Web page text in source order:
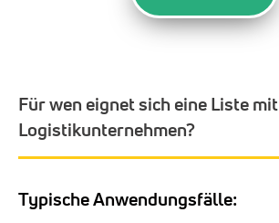
Für wen eignet sich eine Liste mit
Logistikunternehmen?
Typische Anwendungsfälle: